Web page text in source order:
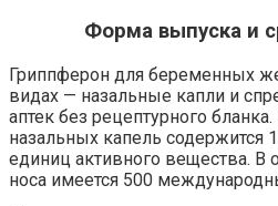
Форма выпуска и
Гриппферон для беременных
видах — назальные капли и
аптек без рецептурного
назальных капель
единиц активного вещества. В
носа имеется 500